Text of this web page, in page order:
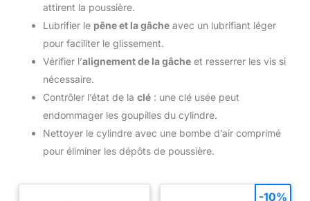
attirent la poussière.
Lubrifier le pêne et la gâche avec un lubrifiant léger
pour faciliter le glissement.
Vérifier l’alignement de la gâche et resserrer les vis si
nécessaire.
Contrôler l’état de la clé : une clé usée peut
endommager les goupilles du cylindre.
Nettoyer le cylindre avec une bombe d’air comprimé
pour éliminer les dépôts de poussière.
-10%